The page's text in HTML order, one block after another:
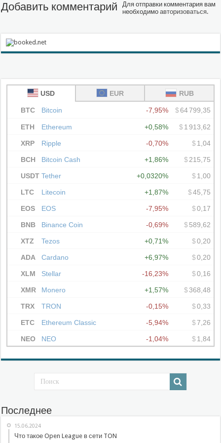
Добавить комментарий
Для отправки комментария вам
необходимоавторизоваться.
Последнее
15.06.2024
Что такое Open League в сети TON